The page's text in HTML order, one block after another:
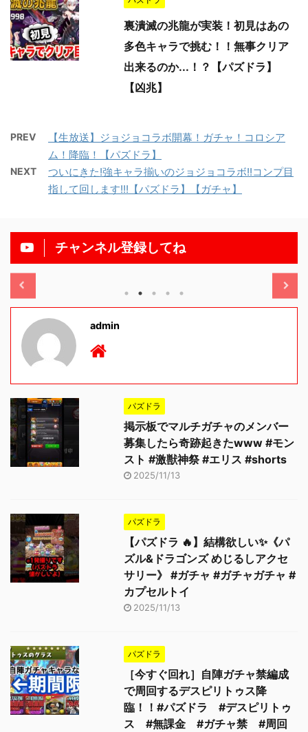
裏潰滅の兆龍が実装！初見はあの
多色キャラで挑む！！無事クリア
出来るのか...！？【パズドラ】
【凶兆】
PREV
【生放送】ジョジョコラボ開幕！ガチャ！コロシア
ム！降臨！【パズドラ】
NEXT
ついにきた!強キャラ揃いのジョジョコラボ!!コンプ目
指して回します!!!【パズドラ】【ガチャ】
チャンネル登録してね
11/13
admin
パズドラ
掲示板でマルチガチャのメンバー
募集したら奇跡起きたwww #モン
スト #激獣神祭 #エリス #shorts
2025/11/13
パズドラ
【パズドラ 🔥】結構欲しい✨《パ
ズル&ドラゴンズ めじるしアクセ
サリー》 #ガチャ #ガチャガチャ #
カプセルトイ
2025/11/13
パズドラ
［今すぐ回れ］自陣ガチャ禁編成
で周回するデスピリトゥス降
臨！！#パズドラ #デスピリトゥ
ス #無課金 #ガチャ禁 #周回